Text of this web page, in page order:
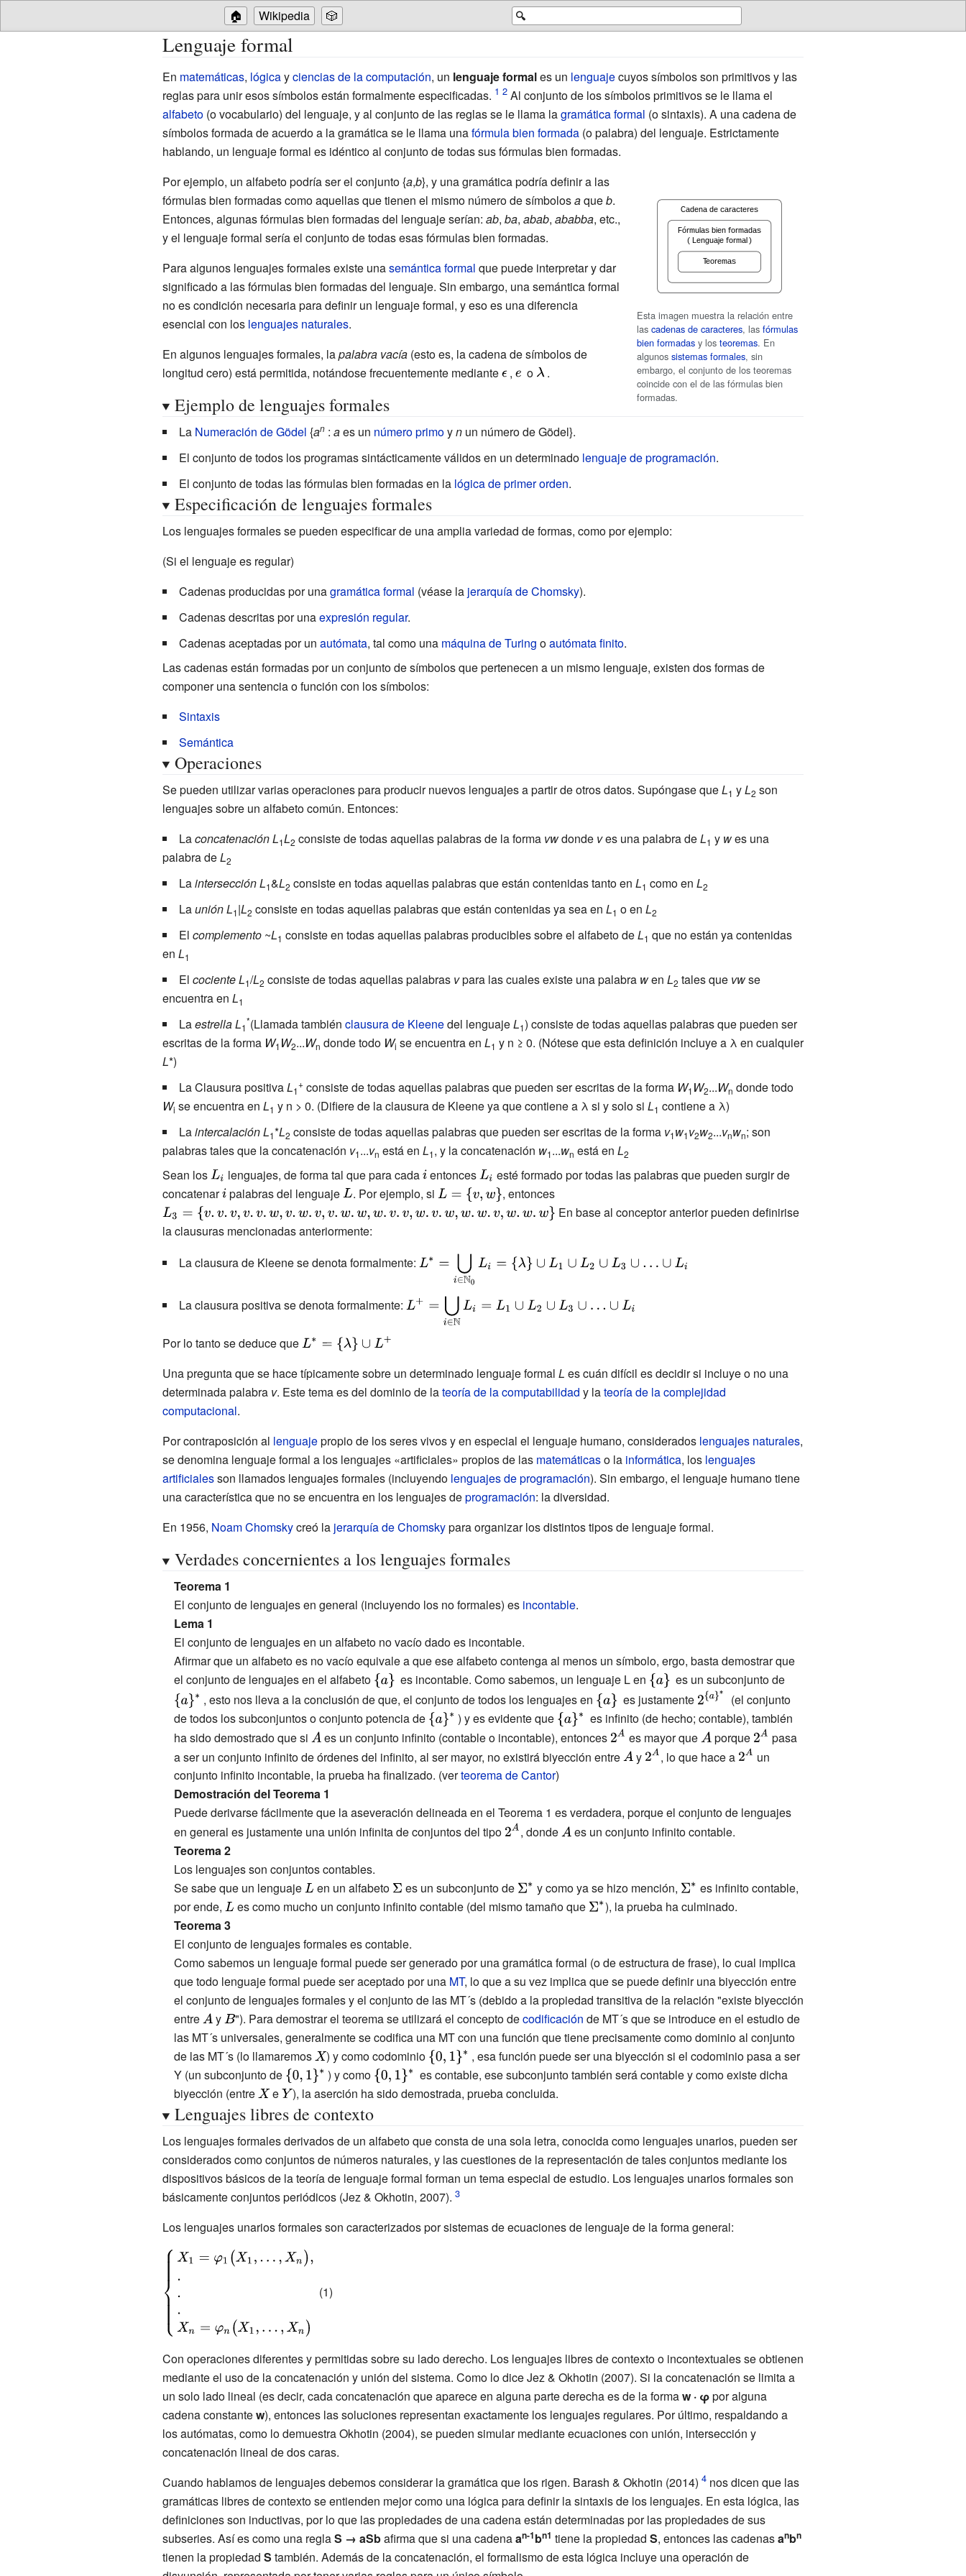
🔍
🏠 Wikipedia 🎲
Lenguaje formal
En matemáticas, lógicayciencias de la computación, un lenguaje formales un lenguajecuyos símbolos son primitivos y las
reglas para unir esos símbolos están formalmente especificadas.
Al conjunto de los símbolos primitivos se le llama el
alfabeto(o vocabulario) del lenguaje, y al conjunto de las reglas se le llama lagramática formal (o sintaxis). A una cadena de
símbolos formada de acuerdo a la gramática se le llama unafórmula bien formada(o palabra) del lenguaje. Estrictamente
hablando, un lenguaje formal es idéntico al conjunto de todas sus fórmulas bien formadas.
Esta imagen muestra la relación entre
lascadenas de caracteres, lasfórmulas
bien formadas y losteoremas. En
algunossistemas formales, sin
embargo, el conjunto de los teoremas
coincide con el de las fórmulas bien
formadas.
Por ejemplo, un alfabeto podría ser el conjunto {a,b}, y una gramática podría definir a las
fórmulas bien formadas como aquellas que tienen el mismo número de símbolosaqueb.
Entonces, algunas fórmulas bien formadas del lenguaje serían: ab, ba, abab, ababba, etc.,
y el lenguaje formal sería el conjunto de todas esas fórmulas bien formadas.
Para algunos lenguajes formales existe unasemántica formal que puede interpretar y dar
significado a las fórmulas bien formadas del lenguaje. Sin embargo, una semántica formal
no es condición necesaria para definir un lenguaje formal, y eso es una diferencia
esencial con los lenguajes naturales.
En algunos lenguajes formales, lapalabra vacía(esto es, la cadena de símbolos de
longitud cero) está permitida, notándose frecuentemente mediante{\displaystyle
, {\displaystyle
o {\displaystyle
.
Ejemplo de lenguajes formales
La Numeración de Gödel {an : aes un número primoynun número de Gödel}.
El conjunto de todos los programas sintácticamente válidos en un determinado lenguaje de programación.
El conjunto de todas las fórmulas bien formadas en la lógica de primer orden.
Especificación de lenguajes formales
Los lenguajes formales se pueden especificar de una amplia variedad de formas, como por ejemplo:
(Si el lenguaje es regular)
Cadenas producidas por unagramática formal (véase la jerarquía de Chomsky).
Cadenas descritas por unaexpresión regular.
Cadenas aceptadas por un autómata, tal como una máquina de Turing oautómata finito.
Las cadenas están formadas por un conjunto de símbolos que pertenecen a un mismo lenguaje, existen dos formas de
componer una sentencia o función con los símbolos:
Sintaxis
Semántica
Operaciones
Se pueden utilizar varias operaciones para producir nuevos lenguajes a partir de otros datos. Supóngase queL1 yL2 son
lenguajes sobre un alfabeto común. Entonces:
LaconcatenaciónL1L2 consiste de todas aquellas palabras de la forma vwdonde ves una palabra deL1 y wes una
palabra deL2
LaintersecciónL1&L2 consiste en todas aquellas palabras que están contenidas tanto en L1 como en L2
LauniónL1|L2 consiste en todas aquellas palabras que están contenidas ya sea en L1 o en L2
El complemento~L1 consiste en todas aquellas palabras producibles sobre el alfabeto deL1 que no están ya contenidas
en L1
El cocienteL1/L2 consiste de todas aquellas palabras vpara las cuales existe una palabra wen L2 tales que vwse
encuentra en L1
LaestrellaL1
*(Llamada también clausura de Kleenedel lenguajeL1) consiste de todas aquellas palabras que pueden ser
escritas de la forma W1 W2...Wn donde todo Wi se encuentra en L1 y n ≥ 0. (Nótese que esta definición incluye a λ en cualquier
L*)
La Clausura positivaL1
+consiste de todas aquellas palabras que pueden ser escritas de la forma W1 W2...Wn donde todo
Wi se encuentra en L1 y n > 0. (Difiere de la clausura de Kleene ya que contiene a λ si y solo si L1 contiene a λ)
LaintercalaciónL1*L2 consiste de todas aquellas palabras que pueden ser escritas de la forma v1w1v2w2...vnwn; son
palabras tales que la concatenación v1...vn está en L1, y la concatenación w1...wn está en L2
Sean los{\displaystyle
L_{i}}
lenguajes, de forma tal que para cada{\displaystyle
i}
entonces{\displaystyle
L_{i}}
esté formado por todas las palabras que pueden surgir de
concatenar{\displaystyle
i}
palabras del lenguaje{\displaystyle
L}
. Por ejemplo, si {\displaystyle
L=\left\
, entonces
{v.v.v,v.v.w,v.w.v,v.w.w,w.v.v,w.v.w,w.w.v,w.w.w\right\}}
En base al conceptor anterior pueden definirise
la clausuras mencionadas anteriormente:
La clausura de Kleene se denota formalmente: {\displaystyle
L^{*}=\bigcup
_{i\in \mathbb
\right\}\cup
L_{1}\cup
\ldots \cup
L_{i}}
La clausura positiva se denota formalmente: {\displaystyle
L^{+}=\bigcup
}L_{i}=L_{1}\cup
L_{2}\cup
\cup L_{i}}
Por lo tanto se deduce que{\displaystyle
{\lambda
\right\}\cup
Una pregunta que se hace típicamente sobre un determinado lenguaje formal L es cuán difícil es decidir si incluye o no una
determinada palabra v. Este tema es del dominio de lateoría de la computabilidad y lateoría de la complejidad
computacional.
Por contraposición al lenguajepropio de los seres vivos y en especial el lenguaje humano, considerados lenguajes naturales,
se denomina lenguaje formal a los lenguajes «artificiales» propios de las matemáticaso la informática, los lenguajes
artificialesson llamados lenguajes formales (incluyendo lenguajes de programación). Sin embargo, el lenguaje humano tiene
una característica que no se encuentra en los lenguajes deprogramación: la diversidad.
En 1956, Noam Chomskycreó la jerarquía de Chomskypara organizar los distintos tipos de lenguaje formal.
Verdades concernientes a los lenguajes formales
Teorema 1
El conjunto de lenguajes en general (incluyendo los no formales) es incontable.
Lema 1
El conjunto de lenguajes en un alfabeto no vacío dado es incontable.
Afirmar que un alfabeto es no vacío equivale a que ese alfabeto contenga al menos un símbolo, ergo, basta demostrar que
el conjunto de lenguajes en el alfabeto {\displaystyle
\{a\}\,}
es incontable. Como sabemos, un lenguaje L en {\displaystyle
\{a\}\,}
es un subconjunto de{\displaystyle
\{a\}^{*}\,}
, esto nos lleva a la conclusión de que, el conjunto de todos los lenguajes en {\displaystyle
\{a\}\,}
es justamente {\displaystyle
2^{\{a\}^{*}}\,}
(el conjunto
de todos los subconjuntos o conjunto potencia de {\displaystyle
\{a\}^{*}\,}
) y es evidente que {\displaystyle
\{a\}^{*}\,}
es infinito (de hecho; contable), también
ha sido demostrado que si {\displaystyle
A}
es un conjunto infinito (contable o incontable), entonces {\displaystyle
2^{A}}
es mayor que{\displaystyle
A}
porque {\displaystyle
2^{A}}
pasa
a ser un conjunto infinito de órdenes del infinito, al ser mayor, no existirá biyección entre{\displaystyle
y {\displaystyle
, lo que hace a {\displaystyle
un
conjunto infinito incontable, la prueba ha finalizado. (verteorema de Cantor)
Demostración del Teorema 1
Puede derivarse fácilmente que la aseveración delineada en el Teorema 1 es verdadera, porque el conjunto de lenguajes
en general es justamente una unión infinita de conjuntos del tipo {\displaystyle
, donde {\displaystyle
es un conjunto infinito contable.
Teorema 2
Los lenguajes son conjuntos contables.
Se sabe que un lenguaje{\displaystyle
L}
en un alfabeto {\displaystyle
\Sigma }
es un subconjunto de {\displaystyle
\Sigma ^{*}}
y como ya se hizo mención, {\displaystyle
\Sigma ^{*}}
es infinito contable,
por ende, {\displaystyle
L}
es como mucho un conjunto infinito contable (del mismo tamaño que {\displaystyle
), la prueba ha culminado.
Teorema 3
El conjunto de lenguajes formales es contable.
Como sabemos un lenguaje formal puede ser generado por una gramática formal (o de estructura de frase), lo cual implica
que todo lenguaje formal puede ser aceptado por una MT, lo que a su vez implica que se puede definir una biyección entre
el conjunto de lenguajes formales y el conjunto de las MT´s (debido a la propiedad transitiva de la relación "existe biyección
entre{\displaystyle
A}
y{\displaystyle
B}
"). Para demostrar el teorema se utilizará el concepto decodificación de MT´s que se introduce en el estudio de
las MT´s universales, generalmente se codifica una MT con una función que tiene precisamente como dominio al conjunto
de las MT´s (lo llamaremos{\displaystyle
X}
) y como codominio {\displaystyle
\{0,1\}^{*}\,}
, esa función puede ser una biyección si el codominio pasa a ser
Y (un subconjunto de {\displaystyle
\{0,1\}^{*}\,}
) y como {\displaystyle
\{0,1\}^{*}\,}
es contable, ese subconjunto también será contable y como existe dicha
biyección (entre{\displaystyle
X}
e{\displaystyle
Y}
), la aserción ha sido demostrada, prueba concluida.
Lenguajes libres de contexto
Los lenguajes formales derivados de un alfabeto que consta de una sola letra, conocida como lenguajes unarios, pueden ser
considerados como conjuntos de números naturales, y las cuestiones de la representación de tales conjuntos mediante los
dispositivos básicos de la teoría de lenguaje formal forman un tema especial de estudio. Los lenguajes unarios formales son
básicamente conjuntos periódicos (Jez & Okhotin, 2007).
Los lenguajes unarios formales son caracterizados por sistemas de ecuaciones de lenguaje de la forma general:
{\displaystyle
{\begin{cases}X_{1}=\varphi
_{1}{\bigl (}X_{1},...,X_{n}
{\bigr )},\\.\\.\\.\\X_{n}=\varphi
_{n}{\bigl (}X_{1},...,X_{n}
{\bigr )}\\\end{cases}}}
(1)
Con operaciones diferentes y permitidas sobre su lado derecho. Los lenguajes libres de contexto o incontextuales se obtienen
mediante el uso de la concatenación y unión del sistema. Como lo dice Jez & Okhotin (2007). Si la concatenación se limita a
un solo lado lineal (es decir, cada concatenación que aparece en alguna parte derecha es de la formaw · φpor alguna
cadena constantew), entonces las soluciones representan exactamente los lenguajes regulares. Por último, respaldando a
los autómatas, como lo demuestra Okhotin (2004), se pueden simular mediante ecuaciones con unión, intersección y
concatenación lineal de dos caras.
Cuando hablamos de lenguajes debemos considerar la gramática que los rigen. Barash & Okhotin (2014) nos dicen que las
gramáticas libres de contexto se entienden mejor como una lógica para definir la sintaxis de los lenguajes. En esta lógica, las
definiciones son inductivas, por lo que las propiedades de una cadena están determinadas por las propiedades de sus
subseries. Así es como una reglaS → aSbafirma que si una cadenaan-1bn1 tiene la propiedad S, entonces las cadenasanbn
tienen la propiedad S también. Además de la concatenación, el formalismo de esta lógica incluye una operación de